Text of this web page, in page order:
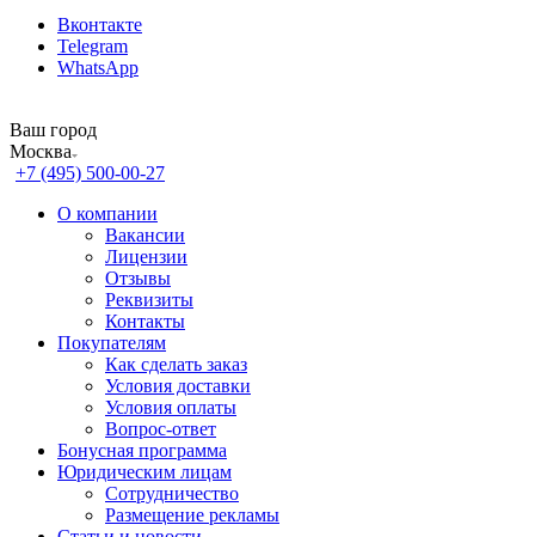
Вконтакте
Telegram
WhatsApp
Ваш город
Москва
+7 (495) 500-00-27
О компании
Вакансии
Лицензии
Отзывы
Реквизиты
Контакты
Покупателям
Как сделать заказ
Условия доставки
Условия оплаты
Вопрос-ответ
Бонусная программа
Юридическим лицам
Сотрудничество
Размещение рекламы